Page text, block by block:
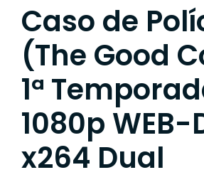
Caso de
(The Good
1ª
1080p WEB-
x264 Dual